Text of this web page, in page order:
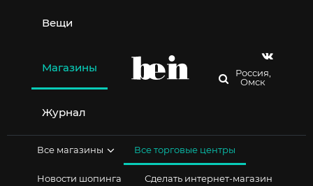
содержимому
Вещи
Магазины
Журнал
Россия,
Омск
Все магазины Все торговые центры
Новости шопинга Сделать интернет-магазин